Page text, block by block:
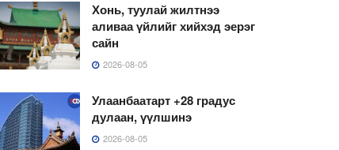
Хонь, туулай жилтнээ
аливаа үйлийг хийхэд эерэг
сайн
2026-08-05
Улаанбаатарт +28 градус
дулаан, үүлшинэ
2026-08-05